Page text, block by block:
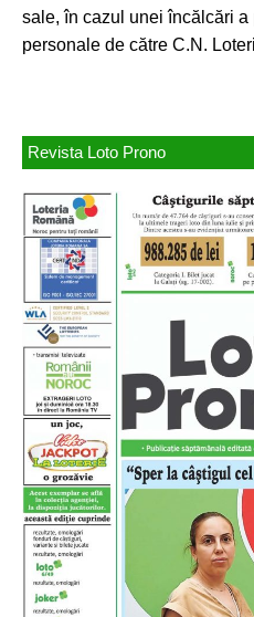
sale, în cazul unei încălcări
personale de către C.N.
Revista Loto Prono